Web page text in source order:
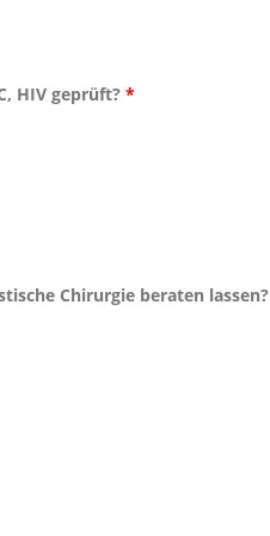
HIV geprüft? *
Chirurgie beraten lassen?